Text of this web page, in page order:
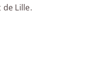
Lille.